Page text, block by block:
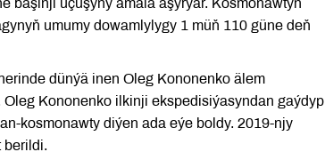
bäşinji uçuşyny amala aşyrýar. Kosmonawtyň
umumy dowamlylygy 1 müň 110 güne deň
dünýä inen Oleg Kononenko älem
Kononenko ilkinji ekspedisiýasyndan gaýdyp
kosmonawty diýen ada eýe boldy. 2019-njy
berildi.